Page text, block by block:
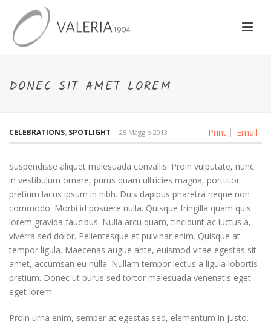
DONEC SIT AMET LOREM
Print Email
CELEBRATIONS, SPOTLIGHT 25 Maggio 2013
Suspendisse aliquet malesuada convallis. Proin vulputate, nunc
in vestibulum ornare, purus quam ultricies magna, porttitor
pretium lacus ipsum in nibh. Duis dapibus pharetra neque non
commodo. Morbi id posuere nulla. Quisque fringilla quam quis
lorem gravida faucibus. Nulla arcu quam, tincidunt ac luctus a,
viverra sed dolor. Pellentesque et pulvinar enim. Quisque at
tempor ligula. Maecenas augue ante, euismod vitae egestas sit
amet, accumsan eu nulla. Nullam tempor lectus a ligula lobortis
pretium. Donec ut purus sed tortor malesuada venenatis eget
eget lorem.
Proin urna enim, semper at egestas sed, elementum in justo.